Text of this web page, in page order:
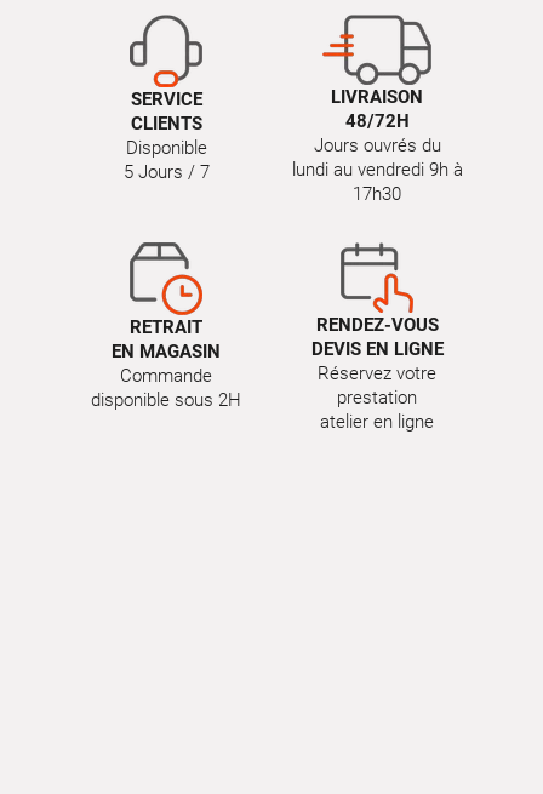
SERVICE
CLIENTS
Disponible
5 Jours / 7
LIVRAISON
48/72H
Jours ouvrés du
lundi au vendredi 9h à
17h30
RETRAIT
EN MAGASIN
Commande
disponible sous 2H
RENDEZ-VOUS
DEVIS EN LIGNE
Réservez votre
prestation
atelier en ligne